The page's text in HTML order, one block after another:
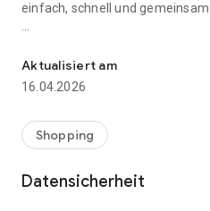
einfach, schnell und
👨‍👩‍👧 Gemeinsame
⚡ Superschnell & einfach: Liste
sofort loslegen.
📱 Immer dabei: Deine Einkaufsliste ist jederzeit auf deinem
Aktualisiert am
16.04.2026
Shopping
Datensicherheit